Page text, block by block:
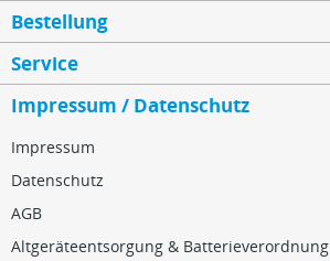
Bestellung
Service
Impressum / Datenschutz
Impressum
Datenschutz
AGB
Altgeräteentsorgung & Batterieverordnung